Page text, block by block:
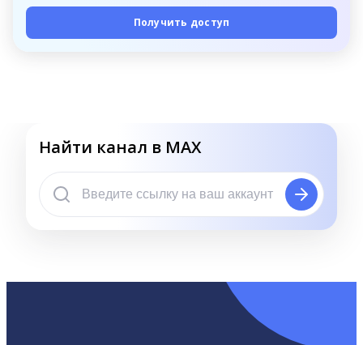
Получить доступ
Найти канал в MAX